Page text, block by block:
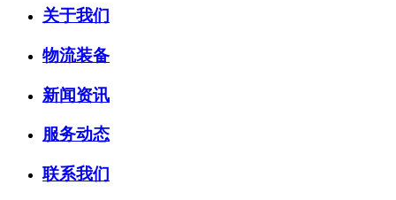
关于我们
物流装备
新闻资讯
服务动态
联系我们